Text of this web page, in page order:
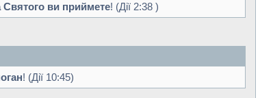
Святого ви приймете! (Дії 2:38 )
! (Дії 10:45)